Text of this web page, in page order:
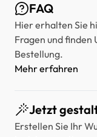
FAQ
Hier erhalten Sie
Fragen und finden
Bestellung.
Mehr erfahren
Jetzt
Erstellen Sie Ihr